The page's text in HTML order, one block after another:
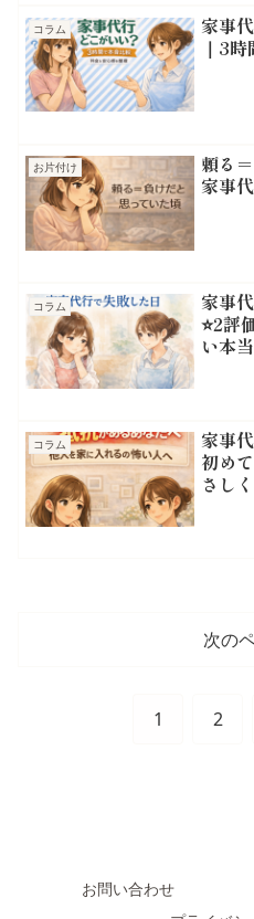
コラム
家事
｜3
お片付け
頼る
家事
コラム
家事
⭐️2評
い本
コラム
家事
初め
さし
次の
1 2
お問い合わせ